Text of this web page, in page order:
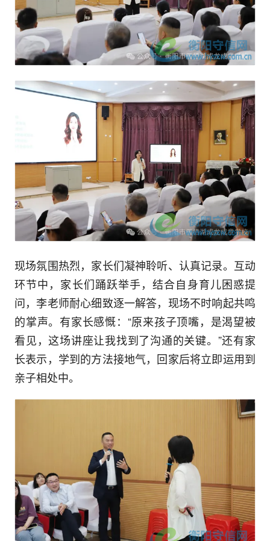
现场氛围热烈，家长们凝神聆听、认真记录。互动
环节中，家长们踊跃举手，结合自身育儿困惑提
问，李老师耐心细致逐一解答，现场不时响起共鸣
的掌声。有家长感慨：“原来孩子顶嘴，是渴望被
看见，这场讲座让我找到了沟通的关键。”还有家
长表示，学到的方法接地气，回家后将立即运用到
亲子相处中。